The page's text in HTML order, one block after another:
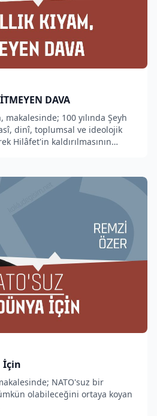
DAVA
makalesinde; 100 yılında Şeyh
dinî, toplumsal ve ideolojik
Hilâfet'in kaldırılmasının
İçin
NATO'suz bir
olabileceğini ortaya koyan